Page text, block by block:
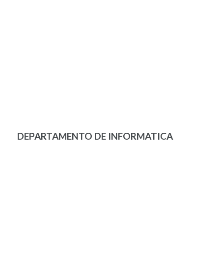
DEPARTAMENTO DE INFORMATICA